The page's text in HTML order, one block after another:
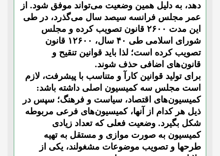
دهد، به دلیل همین وضعیت می‌تواند موفق شود. از
عمر مجلس فرانسه سیصد سال می‌گذرد، در طی
این مدت ۲۶۰۰ قانون تصویب کرده و مجلس
شورای اسلامی طی ۴۰ سال، ۱۲۶۰۰ قانون
تصویب کرده‌ است؛ لذا باید قوانین تنقیح و
قانون‌های اضافی حذف شوند.
برای تولید قوانین کارآ و متناسب با پیشرفت، لازم
است مجلس سه کمیسیون اصلی داشته باشد:
کمیسیون‌های اقتصاد، سیاست و فرهنگ؛ سپس در
ذیل هر کدام از آنها، کمیسیون‌های فرعی مربوطه
شکل بگیرد. وضعیت فعلی که تعداد زیادی
کمیسیون ‌به صورت موازی و مستقل به تهیه
طرحها و تصویب موضوعات مشغولند، یکی از